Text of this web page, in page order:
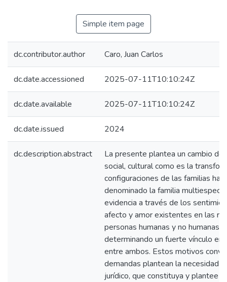
Simple item page
dc.contributor.author Caro, Juan Carlos
dc.date.accessioned 2025-07-11T10:10:24Z
dc.date.available 2025-07-11T10:10:24Z
dc.date.issued 2024
dc.description.abstract
La presente plantea un cambio de
social, cultural como es la
configuraciones de las familias
denominado la familia
evidencia a través de los
afecto y amor existentes en las
personas humanas y no humanas
determinando un fuerte vínculo
entre ambos. Estos motivos
demandas plantean la necesidad
jurídico, que constituya y plantee